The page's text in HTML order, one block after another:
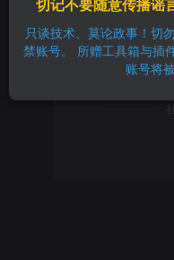
记住登录
只谈技术、莫论政事！切
禁账号。 所赠工具箱与插
账号将